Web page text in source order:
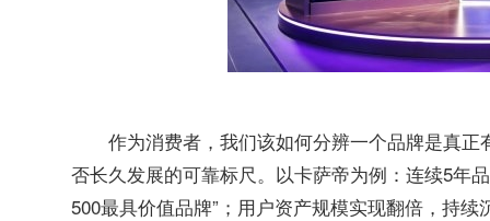
作为消费者，我们该如何分辨一个品牌是真
否长久发展的可靠标尺。以卡萨帝为例：连续5年
500最具价值品牌”；用户资产规模实现翻倍，持